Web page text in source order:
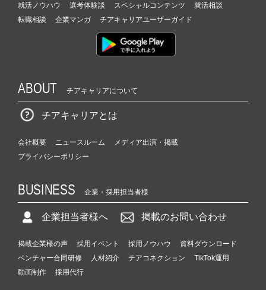
就活ノウハウ 選考体験談 スペシャルコンテンツ
就活相談
転職相談
企業マンガ チアキャリアユーザーガイド
ABOUT チアキャリアについて
チアキャリアとは
会社概要 ニュースルーム
メディア出演・掲載
プライバシーポリシー
BUSINESS 企業・採用担当者様
企業担当者様へ 掲載のお問い合わせ
掲載企業様の声 採用イベント 採用ノウハウ
資料ダウンロード
ベンチャー合同研修
人材紹介 チアコネクション
TikTok運用
動画制作
採用代行